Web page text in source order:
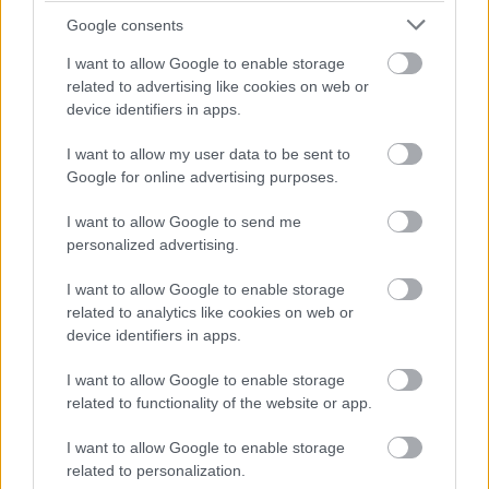
Google consents
I want to allow Google to enable storage
related to advertising like cookies on web or
device identifiers in apps.
I want to allow my user data to be sent to
Google for online advertising purposes.
I want to allow Google to send me
personalized advertising.
I want to allow Google to enable storage
related to analytics like cookies on web or
device identifiers in apps.
I want to allow Google to enable storage
related to functionality of the website or app.
I want to allow Google to enable storage
related to personalization.
szolidaritásból, miközben személyes történeteikkel
is erőt adtak a rák elleni harc hőseinek.